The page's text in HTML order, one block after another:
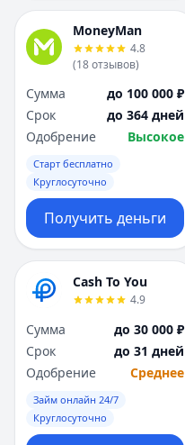
MoneyMan
4.8
(18отзывов)
Сумма
до 100 000 ₽
Срок
до 364 дней
Одобрение
Высокое
Старт бесплатно
Круглосуточно
Получить деньги
Cash To You
4.9
Сумма
до 30 000 ₽
Срок
до 31 дней
Одобрение
Среднее
Займ онлайн 24/7
Круглосуточно